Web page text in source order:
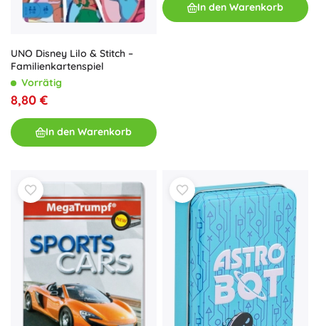
UNO Disney Lilo & Stitch –
Familienkartenspiel
Vorrätig
8,80 €
In den Warenkorb
In den Warenkorb